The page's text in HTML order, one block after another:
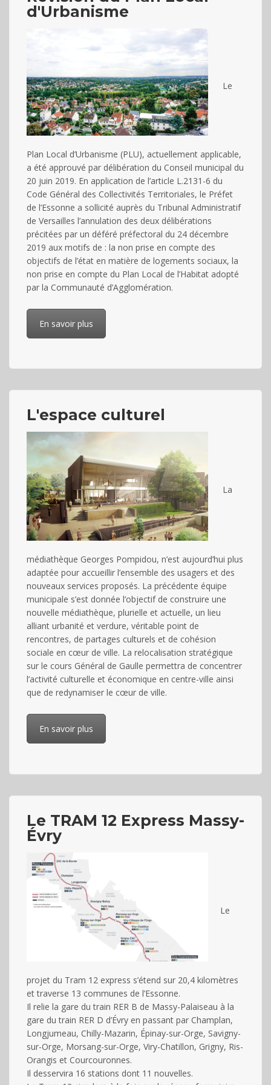
Réunion mensuelle sur
l’allaitement maternel – La
27/02/2027 à 10:30
Récurrent Évènement(Voir tous les
événements)
Salle Mérantèse
Découvrir l'évènement
Réunion mensuelle sur
l’allaitement maternel – La
Leche League
Récurrent Évènement(Voir tous les
Découvrir l'évènement
Réunion mensuelle sur
l’allaitement maternel – La
Leche League
24/04/2027 à 10:30 - 12:00
Récurrent Évènement(Voir tous les
événements)
Salle Mérantèse
Découvrir l'évènement
Réunion mensuelle sur
l’allaitement maternel – La
Leche League
21/05/2027 à 10:30-12:00
(Voir tous les
Salle Mérantèse
d'Urbanisme
Le
Plan Local d’Urbanisme (PLU), actuellement applicable,
a été approuvé par délibération du Conseil municipal du
20 juin 2019. En application de l’article L.2131-6 du
Code Général des Collectivités Territoriales, le Préfet
de l’Essonne a sollicité auprès du Tribunal Administratif
de Versailles l’annulation des deux délibérations
précitées par un déféré préfectoral du 24 décembre
2019 aux motifs de : la non prise en compte des
objectifs de l’état en matière de logements sociaux, la
non prise en compte du Plan Local de l’Habitat adopté
par la Communauté d’Agglomération.
En savoir plus
L'espace culturel
La
médiathèque Georges Pompidou, n’est aujourd’hui plus
adaptée pour accueillir l’ensemble des usagers et des
nouveaux services proposés. La précédente équipe
municipale s’est donnée l’objectif de construire une
nouvelle médiathèque, plurielle et actuelle, un lieu
alliant urbanité et verdure, véritable point de
rencontres, de partages culturels et de cohésion
sociale en cœur de ville. La relocalisation stratégique
sur le cours Général de Gaulle permettra de concentrer
l’activité culturelle et économique en centre-ville ainsi
que de redynamiser le cœur de ville.
En savoir plus
Le TRAM 12 Express Massy-
Évry
Le
projet du Tram 12 express s’étend sur 20,4 kilomètres
et traverse 13 communes de l’Essonne.
Il relie la gare du train RER B de Massy-Palaiseau à la
gare du train RER D d’Évry en passant par Champlan,
Longjumeau, Chilly-Mazarin, Épinay-sur-Orge, Savigny-
sur-Orge, Morsang-sur-Orge, Viry-Chatillon, Grigny, Ris-
Orangis et Courcouronnes.
Il desservira 16 stations dont 11 nouvelles.